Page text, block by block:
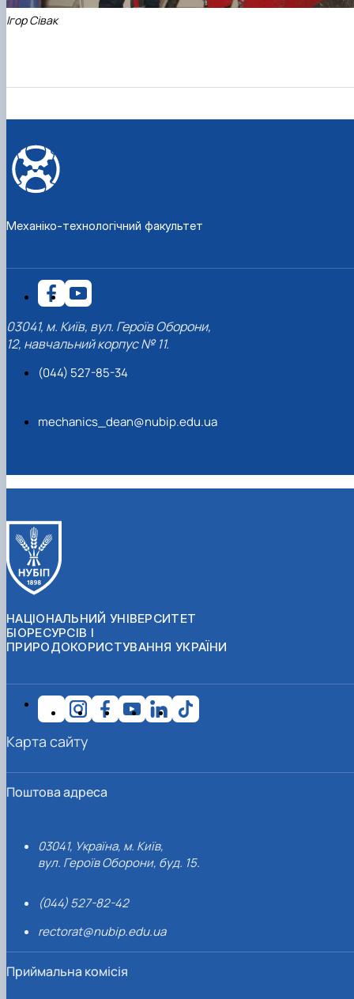
Ігор Сівак
Механіко-технологічний факультет
03041, м. Київ, вул. Героїв Оборони,
12, навчальний корпус № 11.
(044) 527-85-34
mechanics_dean@nubip.edu.ua
НАЦІОНАЛЬНИЙ УНІВЕРСИТЕТ
БІОРЕСУРСІВ І
ПРИРОДОКОРИСТУВАННЯ УКРАЇНИ
Поштова адреса
03041, Україна, м. Київ,
вул. Героїв Оборони, буд. 15.
(044) 527-82-42
rectorat@nubip.edu.ua
Приймальна комісія
Карта сайту